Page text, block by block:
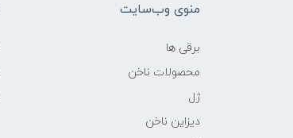
منوی وب‌سایت
برقی ها
محصولات ناخن
ژل
دیزاین ناخن